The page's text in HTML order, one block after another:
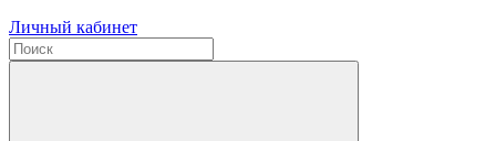
Личный кабинет